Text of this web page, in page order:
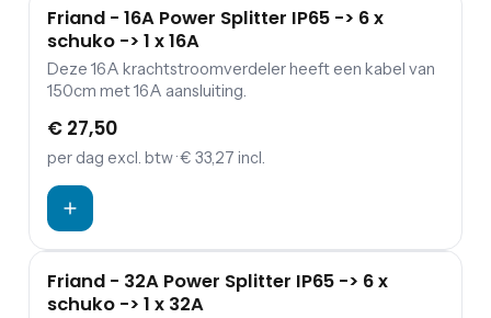
Friand - 16A Power Splitter IP65 -> 6 x
schuko -> 1 x 16A
Deze 16A krachtstroomverdeler heeft een kabel van
150cm met 16A aansluiting.
€ 27,50
per dag excl. btw· € 33,27 incl.
Friand - 32A Power Splitter IP65 -> 6 x
schuko -> 1 x 32A